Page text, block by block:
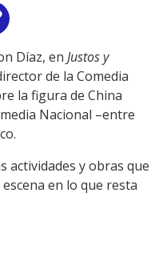
Link
Díaz, en Justos y
de la Comedia
la figura de China
Nacional –entre
actividades y obras que
en lo que resta